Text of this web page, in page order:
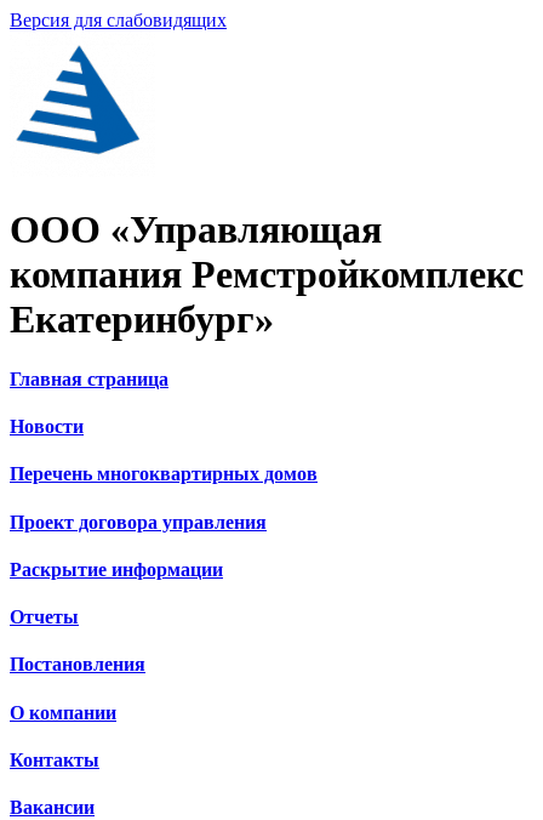
Версия для слабовидящих
ООО «Управляющая
компания Ремстройкомплекс
Екатеринбург»
Главная страница
Новости
Перечень многоквартирных домов
Проект договора управления
Раскрытие информации
Отчеты
Постановления
О компании
Контакты
Вакансии